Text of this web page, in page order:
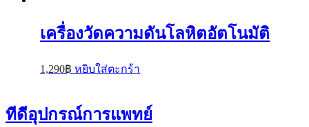
เครื่องวัดความดันโลหิตอัตโนมัติ
1,290฿ หยิบใส่ตะกร้า
ทีดีอุปกรณ์การแพทย์